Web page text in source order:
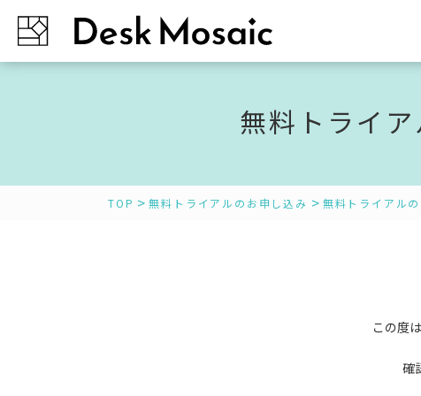
無料トライ
TOP > 無料トライアルのお申し込み > 無料トライアル
この度
確